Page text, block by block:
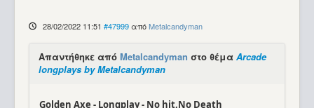
28/02/2022 11:51 #47999 απόMetalcandyman
Απαντήθηκε από Metalcandyman στο θέμα Arcade
longplays by Metalcandyman
Golden Axe - Longplay - No hit,No Death